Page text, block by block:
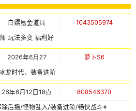
白嫖氪金道具 1043505974
玩法多变 福利好
2026年6月27 萝卜S6
龙时代，装备进阶
26年6月12日18点 808546370
后摇/怪物乱入/装备进阶/畅快战斗※